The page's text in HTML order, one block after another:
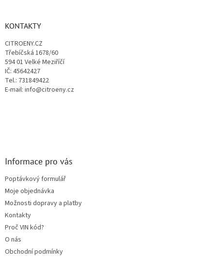
KONTAKTY
CITROENY.CZ
Třebíčská 1678/60
594 01 Velké Meziříčí
IČ: 45642427
Tel.: 731849422
E-mail: info@citroeny.cz
Informace pro vás
Poptávkový formulář
Moje objednávka
Možnosti dopravy a platby
Kontakty
Proč VIN kód?
O nás
Obchodní podmínky